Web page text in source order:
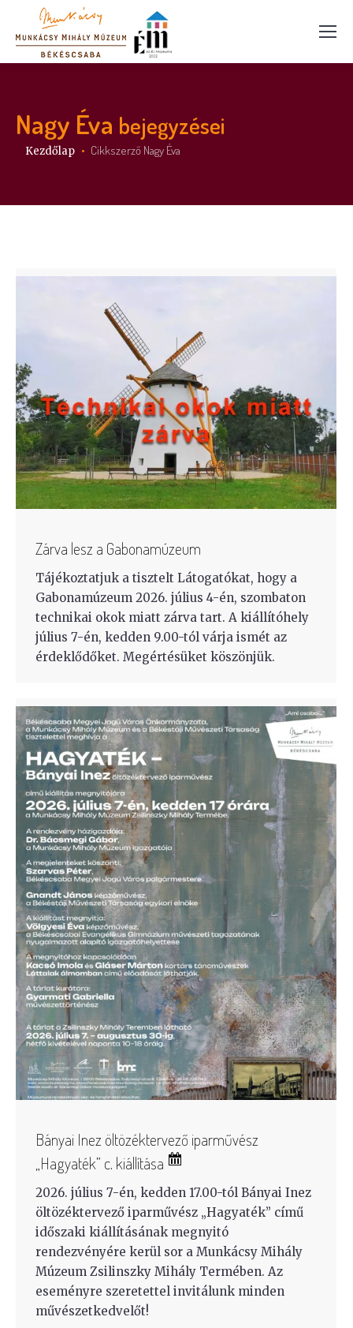
Nagy Éva bejegyzései
Itt vagy:
Kezdőlap Cikkszerző Nagy Éva
Zárva lesz a Gabonamúzeum
Tájékoztatjuk a tisztelt Látogatókat, hogy a
Gabonamúzeum 2026. július 4-én, szombaton
technikai okok miatt zárva tart. A kiállítóhely
július 7-én, kedden 9.00-tól várja ismét az
érdeklődőket. Megértésüket köszönjük.
Bányai Inez öltözéktervező iparművész
„Hagyaték” c. kiállítása
2026. július 7-én, kedden 17.00-tól Bányai Inez
öltözéktervező iparművész „Hagyaték” című
időszaki kiállításának megnyitó
rendezvényére kerül sor a Munkácsy Mihály
Múzeum Zsilinszky Mihály Termében. Az
eseményre szeretettel invitálunk minden
művészetkedvelőt!